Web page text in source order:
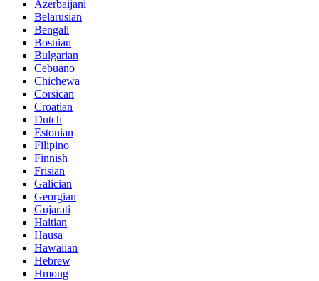
Azerbaijani
Belarusian
Bengali
Bosnian
Bulgarian
Cebuano
Chichewa
Corsican
Croatian
Dutch
Estonian
Filipino
Finnish
Frisian
Galician
Georgian
Gujarati
Haitian
Hausa
Hawaiian
Hebrew
Hmong